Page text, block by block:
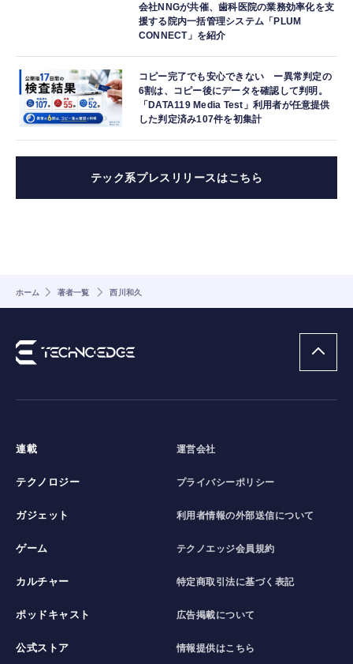
会社NNGが共催、歯科医院の業務効率化を支
援する院内一括管理システム「PLUM
CONNECT」を紹介
コピー完了でも安心できない ー異常判定の
6割は、コピー後にデータを確認して判明。
「DATA119 Media Test」利用者が任意提供
した判定済み107件を初集計
テック系プレスリリースはこちら
ホーム 著者一覧 西川和久
連載
テクノロジー
ガジェット
ゲーム
カルチャー
ポッドキャスト
公式ストア
運営会社
プライバシーポリシー
利用者情報の外部送信について
テクノエッジ会員規約
特定商取引法に基づく表記
広告掲載について
情報提供はこちら